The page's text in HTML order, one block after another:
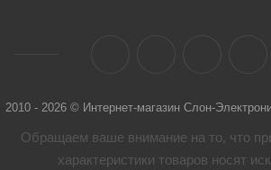
2010 - 2026 © Интернет-магазин Слон-
Обращаем ваше внимание на то, что
характеристики товaров носят